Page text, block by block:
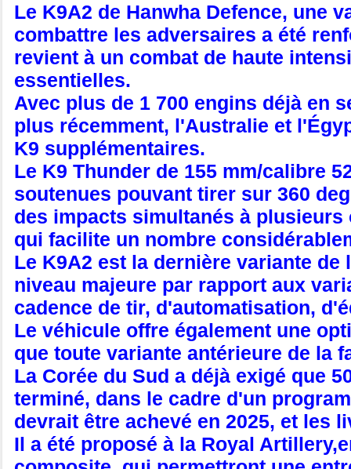
Le K9A2 de Hanwha Defence, une
combattre les adversaires a été
revient à un combat de haute
essentielles.
Avec plus de 1 700 engins déjà en
plus récemment, l'Australie et
K9 supplémentaires.
Le K9 Thunder de 155 mm/calibre
soutenues pouvant tirer sur 360
des impacts simultanés à
qui facilite un nombre
Le K9A2 est la dernière variante de
niveau majeure par rapport aux
cadence de tir, d'automatisation,
Le véhicule offre également une
que toute variante antérieure de la
La Corée du Sud a déjà exigé que
terminé, dans le cadre d'un
devrait être achevé en 2025, et les
Il a été proposé à la Royal